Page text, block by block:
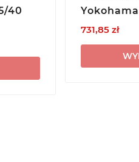
40
731,85 zł